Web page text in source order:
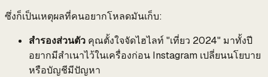
ซึ่งก็เป็นเหตุผลที่คนอยากโหลดมันเก็บ:
สำรองส่วนตัว คุณตั้งใจจัดไฮไลท์ "เที่ยว 2024" มาทั้งปี
อยากมีสำเนาไว้ในเครื่องก่อน Instagram เปลี่ยนนโยบาย
หรือบัญชีมีปัญหา